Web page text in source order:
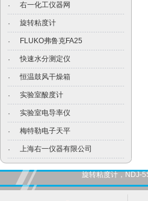
· 右一化工仪器网
· 旋转粘度计
· FLUKO弗鲁克FA25
· 快速水分测定仪
· 恒温鼓风干燥箱
· 实验室酸度计
· 实验室电导率仪
· 梅特勒电子天平
· 上海右一仪器有限公司
旋转粘度计，NDJ-